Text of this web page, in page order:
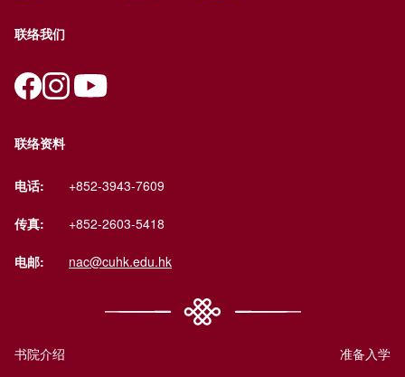
联络我们
联络资料
电话: +852-3943-7609
传真: +852-2603-5418
电邮: nac@cuhk.edu.hk
书院介绍 准备入学